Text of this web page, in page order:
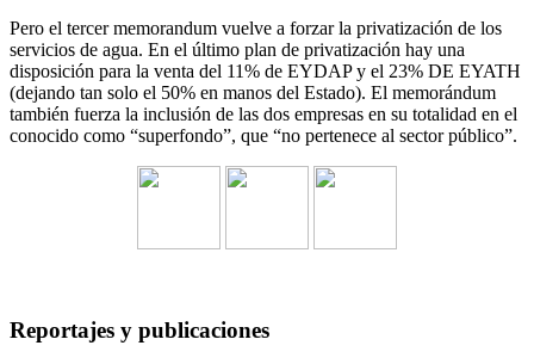
Pero el tercer memorandum vuelve a forzar la privatización de los
servicios de agua. En el último plan de privatización hay una
disposición para la venta del 11% de EYDAP y el 23% DE EYATH
(dejando tan solo el 50% en manos del Estado). El memorándum
también fuerza la inclusión de las dos empresas en su totalidad en el
conocido como “superfondo”, que “no pertenece al sector público”.
Reportajes y publicaciones